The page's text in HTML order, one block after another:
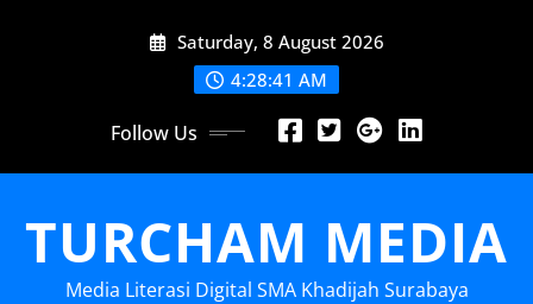
Saturday, 8 August 2026
4:28:44 AM
Follow Us
TURCHAM MEDIA
Media Literasi Digital SMA Khadijah Surabaya